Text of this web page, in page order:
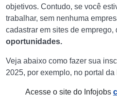
objetivos. Contudo, se você
trabalhar, sem nenhuma
cadastrar em sites de emprego,
oportunidades.
Veja abaixo como fazer sua
2025, por exemplo, no portal da
Acesse o site do Infojobs